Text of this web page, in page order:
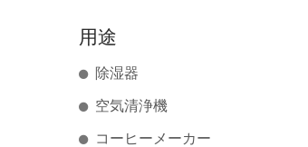
用途
除湿器
空気清浄機
コーヒーメーカー